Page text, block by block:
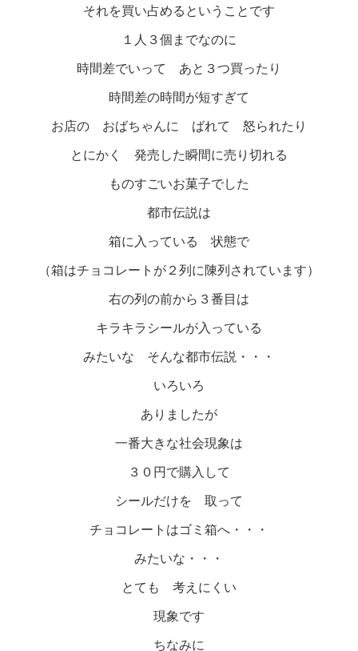
それを買い占めるということです
１人３個までなのに
時間差でいって あと３つ買ったり
時間差の時間が短すぎて
お店の おばちゃんに ばれて 怒られたり
とにかく 発売した瞬間に売り切れる
ものすごいお菓子でした
都市伝説は
箱に入っている 状態で
（箱はチョコレートが２列に陳列されています）
右の列の前から３番目は
キラキラシールが入っている
みたいな そんな都市伝説・・・
いろいろ
ありましたが
一番大きな社会現象は
３０円で購入して
シールだけを 取って
チョコレートはゴミ箱へ・・・
みたいな・・・
とても 考えにくい
現象です
ちなみに